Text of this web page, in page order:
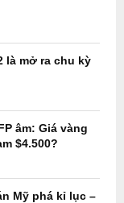
H
là mở ra chu kỳ
âm: Giá vàng
$4.500?
Mỹ phá kỉ lục –